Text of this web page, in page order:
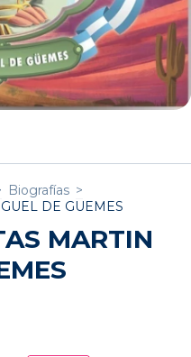
Biografías >
DE GUEMES
MARTIN